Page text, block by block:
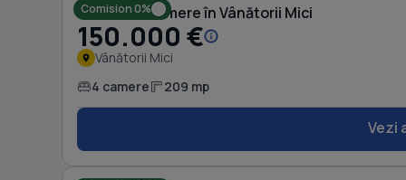
Comision 0%
Casă cu 4 camere în Vânătorii Mici
150.000 €
Vânătorii Mici
4 camere 209 mp
Vezi